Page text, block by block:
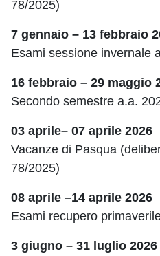
78/2025)
7 gennaio – 13 febbraio
Esami sessione invernale
16 febbraio – 29 maggio
Secondo semestre a.a.
03 aprile– 07 aprile 2026
Vacanze di Pasqua
78/2025)
08 aprile –14 aprile 2026
Esami recupero
3 giugno – 31 luglio 2026